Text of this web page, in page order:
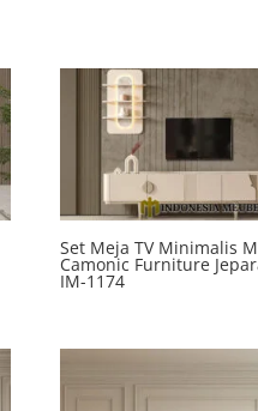
Set Meja TV Minimalis
Camonic Furniture
IM-1174